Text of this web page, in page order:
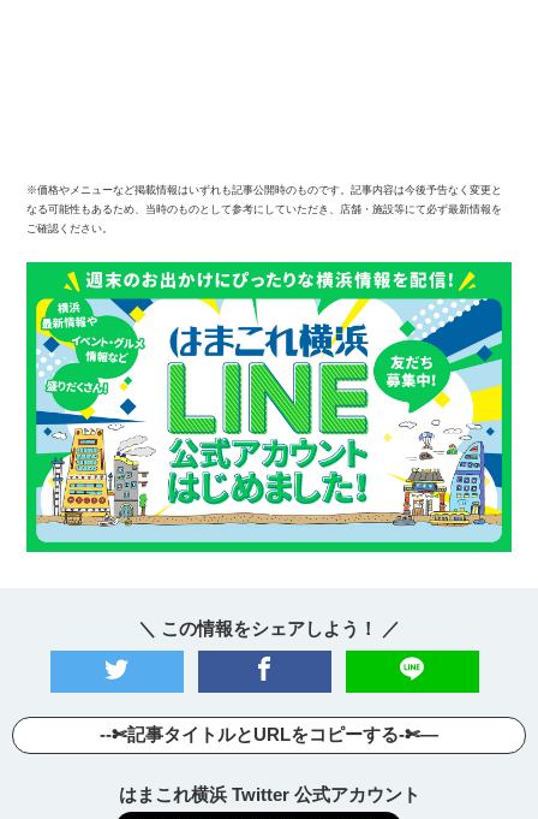
※価格やメニューなど掲載情報はいずれも記事公開時のものです。記事内容は今後予告なく変更と
なる可能性もあるため、当時のものとして参考にしていただき、店舗・施設等にて必ず最新情報を
ご確認ください。
＼ この情報をシェアしよう！ ／
--✄記事タイトルとURLをコピーする-✄—
はまこれ横浜 Twitter 公式アカウント